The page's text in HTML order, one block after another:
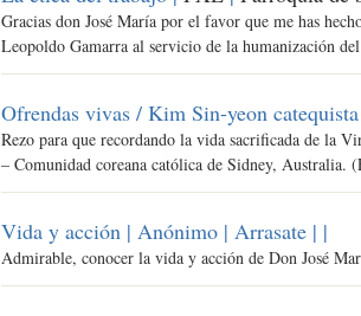
Gracias don José María por el favor que me has
Leopoldo Gamarra al servicio de la humanización
Ofrendas vivas / Kim Sin-yeon
Rezo para que recordando la vida sacrificada de la
– Comunidad coreana católica de Sidney, Australia.
Vida y acción | Anónimo | Arrasate | |
Admirable, conocer la vida y acción de Don José